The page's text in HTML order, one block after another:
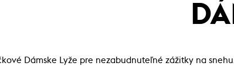
Dámske Lyže pre nezabudnuteľné zážitky na